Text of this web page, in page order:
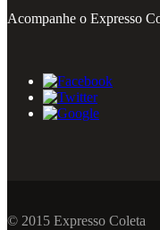
Acompanhe o Expresso
© 2015 Expresso Coleta